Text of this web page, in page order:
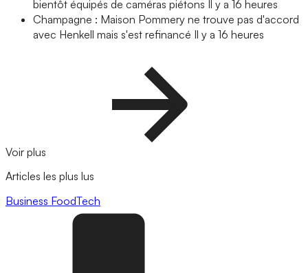
bientôt équipés de caméras piétons Il y a 16 heures
Champagne : Maison Pommery ne trouve pas d'accord
avec Henkell mais s'est refinancé Il y a 16 heures
Voir plus
Articles les plus lus
Business FoodTech